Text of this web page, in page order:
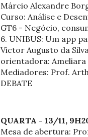
Márcio Alexandre
Curso: Análise e
GT6 - Negócio,
6. UNIBUS: Um app
Victor Augusto da
orientadora: Ameliara
Mediadores: Prof.
DEBATE
QUARTA - 13/11,
Mesa de abertura: